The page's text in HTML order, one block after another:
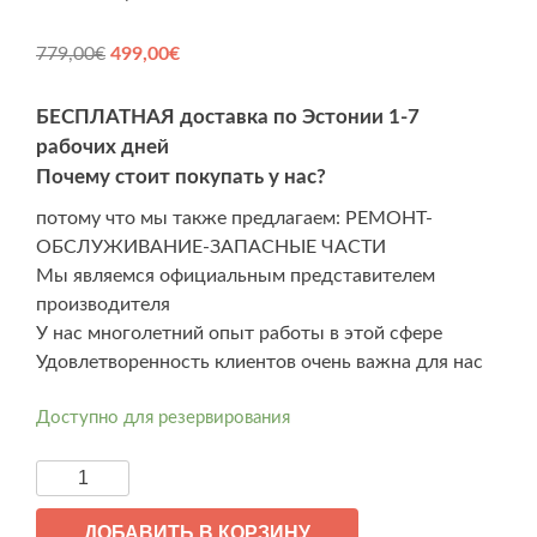
779,00€ Первоначальная
779,00€.
499,00€Текущая
БЕСПЛАТНАЯ доставка по Эстонии 1-7
рабочих дней
Почему стоит покупать у нас?
потому что мы также предлагаем: РЕМОНТ-
ОБСЛУЖИВАНИЕ-ЗАПАСНЫЕ ЧАСТИ
Мы являемся официальным представителем
производителя
У нас многолетний опыт работы в этой сфере
Удовлетворенность клиентов очень важна для нас
Доступно для резервирования
Количество
товара
KukirinДОБАВИТЬ В КОРЗИНУ